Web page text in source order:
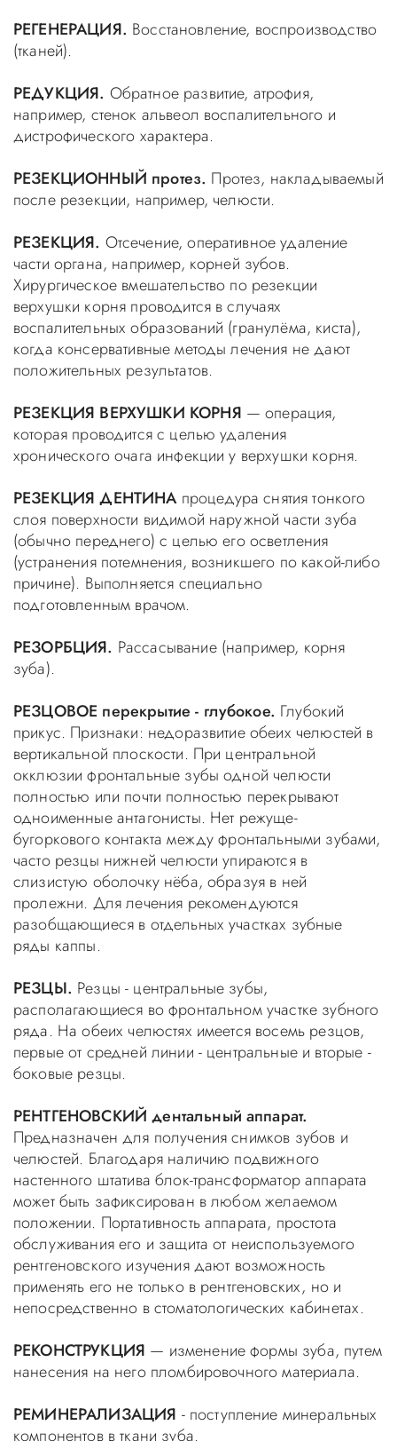
РЕГЕНЕРАЦИЯ. Восстановление, воспроизводство
(тканей).
РЕДУКЦИЯ. Обратное развитие, атрофия,
например, стенок альвеол воспалительного и
дистрофического характера.
РЕЗЕКЦИОННЫЙ протез. Протез, накладываемый
после резекции, например, челюсти.
РЕЗЕКЦИЯ. Отсечение, оперативное удаление
части органа, например, корней зубов.
Хирургическое вмешательство по резекции
верхушки корня проводится в случаях
воспалительных образований (гранулёма, киста),
когда консервативные методы лечения не дают
положительных результатов.
РЕЗЕКЦИЯ ВЕРХУШКИ КОРНЯ — операция,
которая проводится с целью удаления
хронического очага инфекции у верхушки корня.
РЕЗЕКЦИЯ ДЕНТИНАпроцедура снятия тонкого
слоя поверхности видимой наружной части зуба
(обычно переднего) с целью его осветления
(устранения потемнения, возникшего по какой-либо
причине). Выполняется специально
подготовленным врачом.
РЕЗОРБЦИЯ. Рассасывание (например, корня
зуба).
РЕЗЦОВОЕ перекрытие - глубокое. Глубокий
прикус. Признаки: недоразвитие обеих челюстей в
вертикальной плоскости. При центральной
окклюзии фронтальные зубы одной челюсти
полностью или почти полностью перекрывают
одноименные антагонисты. Нет режуще-
бугоркового контакта между фронтальными зубами,
часто резцы нижней челюсти упираются в
слизистую оболочку нёба, образуя в ней
пролежни. Для лечения рекомендуются
разобщающиеся в отдельных участках зубные
ряды каппы.
РЕЗЦЫ. Резцы - центральные зубы,
располагающиеся во фронтальном участке зубного
ряда. На обеих челюстях имеется восемь резцов,
первые от средней линии - центральные и вторые -
боковые резцы.
РЕНТГЕНОВСКИЙ дентальный аппарат.
Предназначен для получения снимков зубов и
челюстей. Благодаря наличию подвижного
настенного штатива блок-трансформатор аппарата
может быть зафиксирован в любом желаемом
положении. Портативность аппарата, простота
обслуживания его и защита от неиспользуемого
рентгеновского изучения дают возможность
применять его не только в рентгеновских, но и
непосредственно в стоматологических кабинетах.
РЕКОНСТРУКЦИЯ — изменение формы зуба, путем
нанесения на него пломбировочного материала.
РЕМИНЕРАЛИЗАЦИЯ - поступление минеральных
компонентов в ткани зуба.